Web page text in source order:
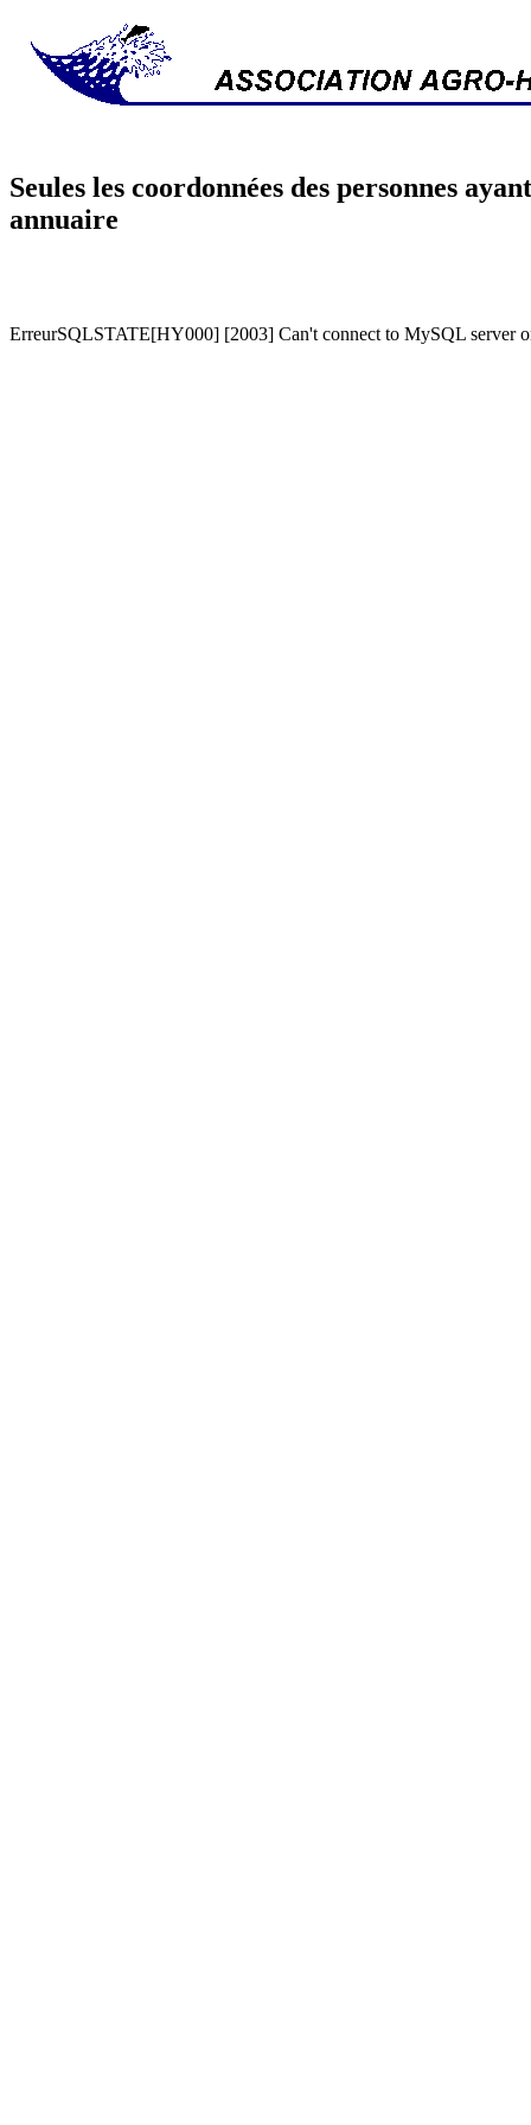
Seules les coordonnées des personnes
annuaire
ErreurSQLSTATE[HY000] [2003] Can't connect to MySQL server